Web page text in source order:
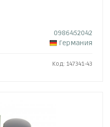
0986452042
Германия
Код: 147341-43